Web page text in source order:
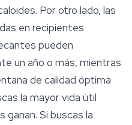
Por otro lado, las
en recipientes
pueden
un año o más, mientras
de calidad óptima
la mayor vida útil
ganan. Si buscas la